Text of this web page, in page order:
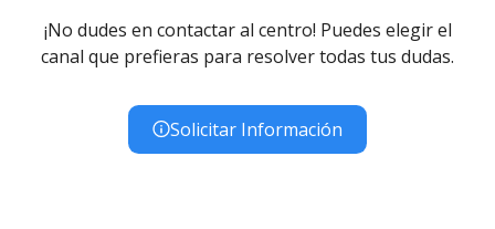
¡No dudes en contactar al centro! Puedes elegir el
canal que prefieras para resolver todas tus dudas.
Solicitar Información